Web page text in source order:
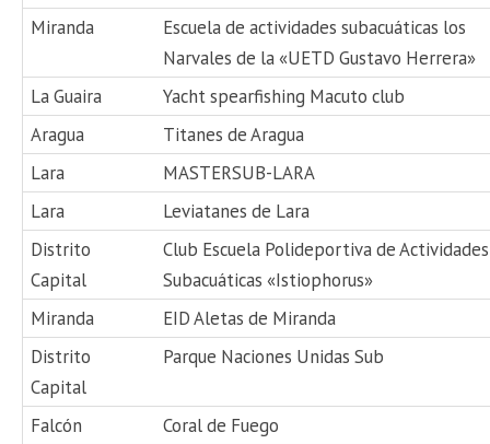
Miranda
Escuela de actividades subacuáticas los
Narvales de la «UETD Gustavo Herrera»
La Guaira
Yacht spearfishing Macuto club
Aragua
Titanes de Aragua
Lara
MASTERSUB-LARA
Lara
Leviatanes de Lara
Distrito
Capital
Club Escuela Polideportiva de Actividades
Subacuáticas «Istiophorus»
Miranda
EID Aletas de Miranda
Distrito
Capital
Parque Naciones Unidas Sub
Falcón
Coral de Fuego